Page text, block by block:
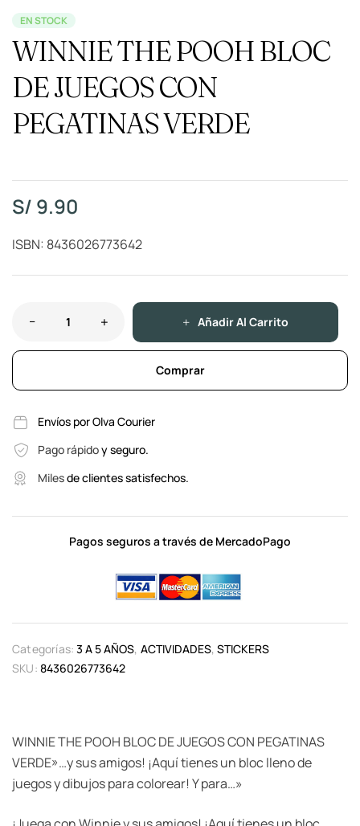
EN STOCK
WINNIE THE POOH BLOC
DE JUEGOS CON
PEGATINAS VERDE
S/ 9.90
ISBN: 8436026773642
Añadir Al Carrito
Comprar
Envíos por Olva Courier
Pago rápidoy seguro.
Milesde clientes satisfechos.
Pagos seguros a través de MercadoPago
Categorías: 3 A 5 AÑOS, ACTIVIDADES,STICKERS
SKU: 8436026773642
WINNIE THE POOH BLOC DE JUEGOS CON PEGATINAS
VERDE»…y sus amigos! ¡Aquí tienes un bloc lleno de
juegos y dibujos para colorear! Y para…»